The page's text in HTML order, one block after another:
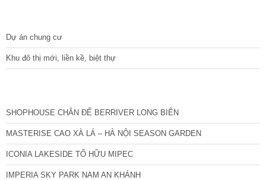
Dự án chung cư
Khu đô thị mới, liền kề, biệt thự
SHOPHOUSE CHÂN ĐẾ BERRIVER LONG BIÊN
MASTERISE CAO XÀ LÁ – HÀ NỘI SEASON GARDEN
ICONIA LAKESIDE TỐ HỮU MIPEC
IMPERIA SKY PARK NAM AN KHÁNH